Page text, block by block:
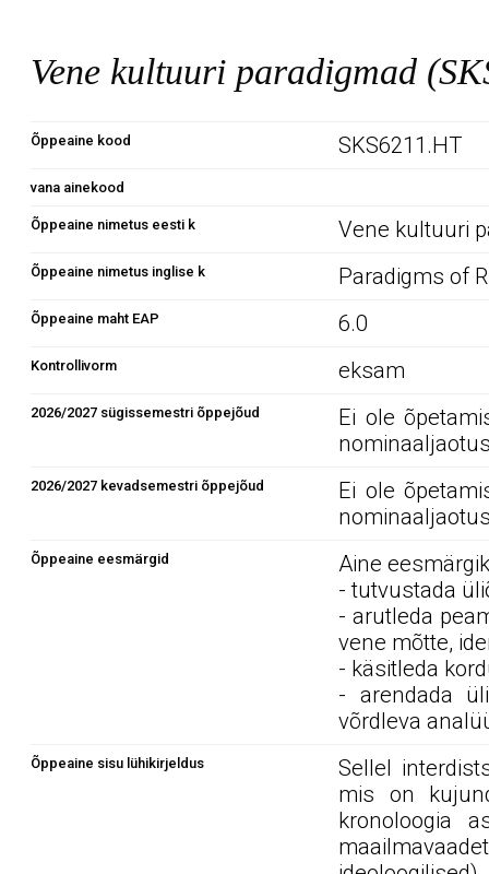
Vene kultuuri paradigmad
Õppeaine kood SKS6211.HT
vana ainekood
Õppeaine nimetus eesti k Vene kultuuri
Õppeaine nimetus inglise k Paradigms of
Õppeaine maht EAP 6.0
Kontrollivorm eksam
2026/2027 sügissemestri õppejõud
Ei ole
2026/2027 kevadsemestri õppejõud
Ei ole
Õppeaine eesmärgid
Aine
- tutvustada
- arutleda
vene mõtte,
- käsitleda
- arendada
võrdleva
Õppeaine sisu lühikirjeldus
Sellel
mis on
kronoloogia